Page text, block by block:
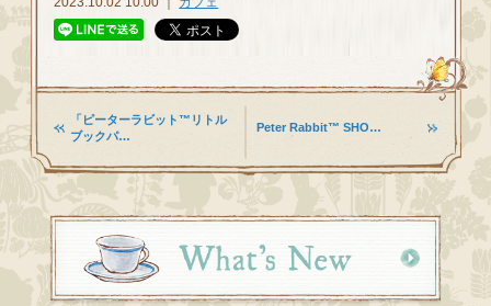
「ピーターラビット™リトル
ブックパ…
Peter Rabbit™ SHO…